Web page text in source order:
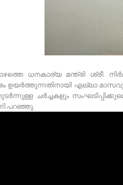
ധനകാര്യ മന്ത്രി ശ്രീ.
ഉയർത്തുന്നതിനായി എല്ലാ
ചർച്ചകളും
പറഞ്ഞു.